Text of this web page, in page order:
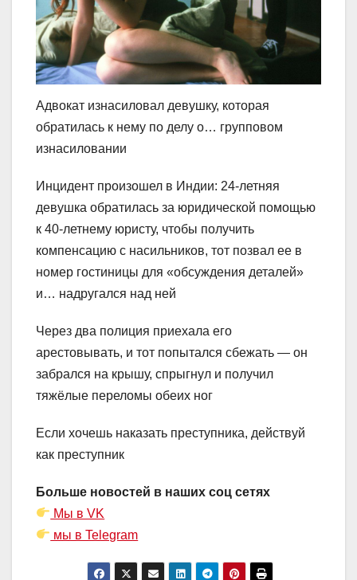
Адвокат изнасиловал девушку, которая
обратилась к нему по делу о… групповом
изнасиловании
Инцидент произошел в Индии: 24-летняя
девушка обратилась за юридической помощью
к 40-летнему юристу, чтобы получить
компенсацию с насильников, тот позвал ее в
номер гостиницы для «обсуждения деталей»
и… надругался над ней
Через два полиция приехала его
арестовывать, и тот попытался сбежать — он
забрался на крышу, спрыгнул и получил
тяжёлые переломы обеих ног
Если хочешь наказать преступника, действуй
как преступник
Больше новостей в наших соц сетях
Мы в VK
мы в Telegram